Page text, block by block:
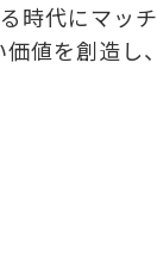
時代にマッチ
値を創造し、